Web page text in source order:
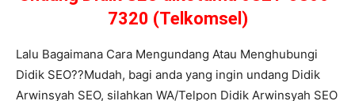
7320 (Telkomsel)
Lalu Bagaimana Cara Mengundang Atau Menghubungi
Didik SEO??Mudah, bagi anda yang ingin undang Didik
Arwinsyah SEO, silahkan WA/Telpon Didik Arwinsyah SEO